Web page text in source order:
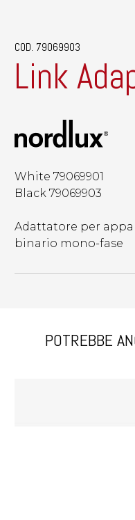
COD. 79069903
Link
White 79069901
Black 79069903
Adattatore per
binario mono-fase
POTREBBE